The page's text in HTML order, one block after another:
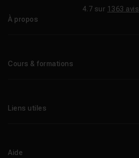
4.7 sur 1363 avis
À propos
Cours & formations
Formations certifiantes
Promos
Liens utiles
Aide